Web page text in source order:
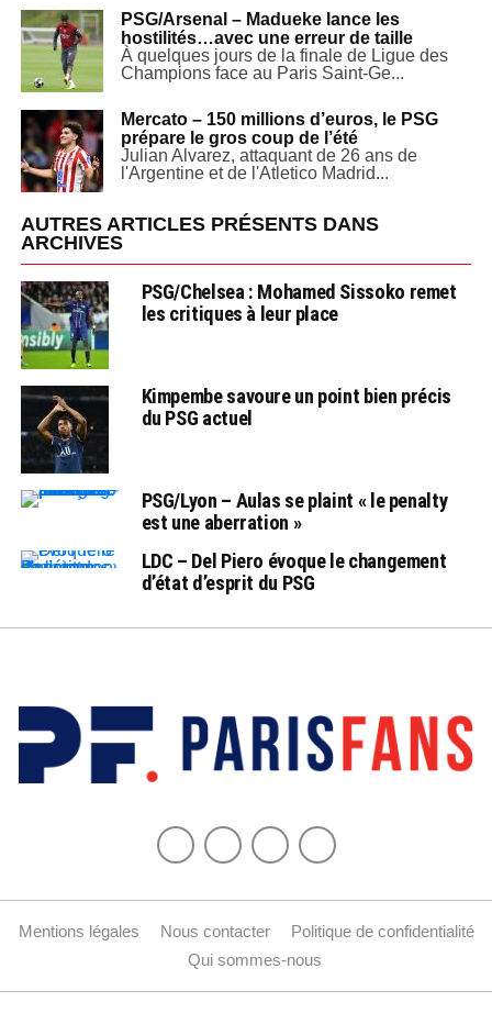
PSG/Arsenal – Madueke lance les
hostilités…avec une erreur de taille
À quelques jours de la finale de Ligue des
Champions face au Paris Saint-Ge...
Mercato – 150 millions d’euros, le PSG
prépare le gros coup de l’été
Julian Alvarez, attaquant de 26 ans de
l'Argentine et de l'Atletico Madrid...
AUTRES ARTICLES PRÉSENTS DANS
ARCHIVES
PSG/Chelsea : Mohamed Sissoko remet
les critiques à leur place
Kimpembe savoure un point bien précis
du PSG actuel
PSG/Lyon – Aulas se plaint « le penalty
est une aberration »
LDC – Del Piero évoque le changement
d’état d’esprit du PSG
Mentions légales Nous contacter
Politique de confidentialité
Qui sommes-nous